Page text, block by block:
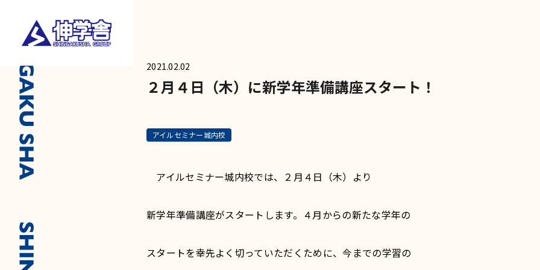
2021.02.02
２月４日（木）に新学年準備講座スタート！
アイルセミナー城内校
アイルセミナー城内校では、２月４日（木）より
新学年準備講座がスタートします。４月からの新たな学年の
スタートを幸先よく切っていただくために、今までの学習の